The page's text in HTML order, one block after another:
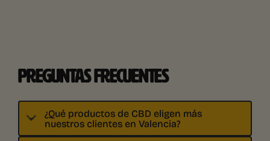
PREGUNTAS FRECUENTES
¿Qué productos de CBD eligen más
nuestros clientes en Valencia?